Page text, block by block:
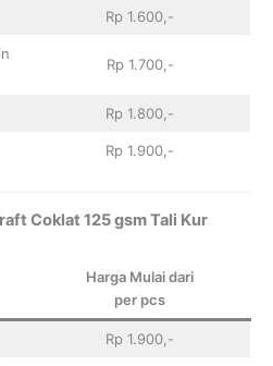
Rp 1.600,-
Rp 1.700,-
Rp 1.800,-
Rp 1.900,-
Coklat 125 gsm Tali Kur
Harga Mulai dari
per pcs
Rp 1.900,-